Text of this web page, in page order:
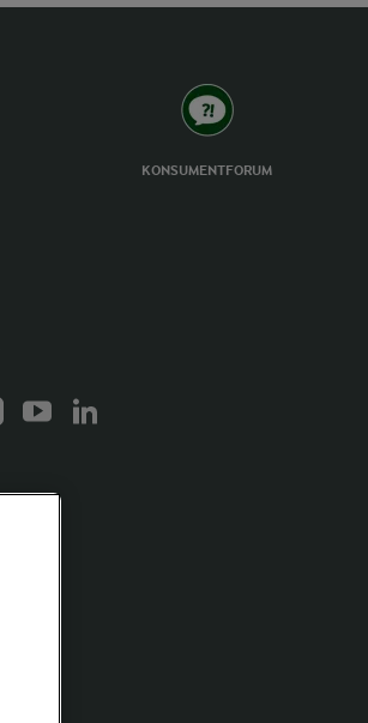
KONSUMENTFORUM